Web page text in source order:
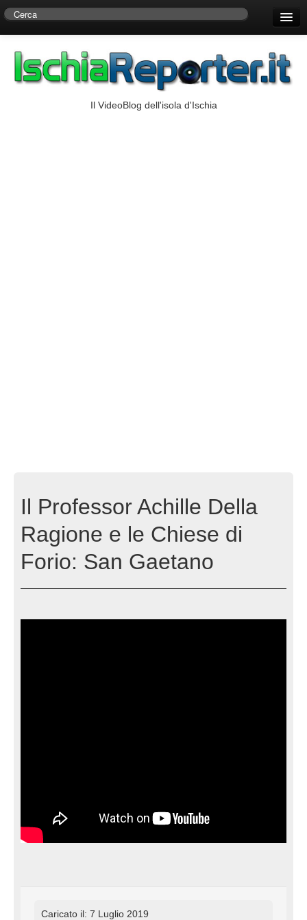
Centro di Ricerche Storiche D’Ambra
Il VideoBlog dell'isola d'Ischia
Il Professor Achille Della
Ragione e le Chiese di
Forio: San Gaetano
Caricato il: 7 Luglio 2019